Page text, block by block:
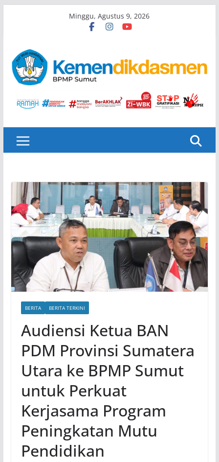
Minggu, Agustus 9, 2026
BERITA BERITA TERKINI
Audiensi Ketua BAN
PDM Provinsi Sumatera
Utara ke BPMP Sumut
untuk Perkuat
Kerjasama Program
Peningkatan Mutu
Pendidikan